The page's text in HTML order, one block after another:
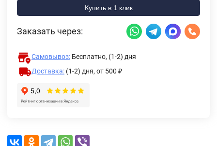
Купить в 1 клик
Заказать через:
Самовывоз: Бесплатно, (1-2) дня
Доставка: (1-2) дня, от 500 ₽